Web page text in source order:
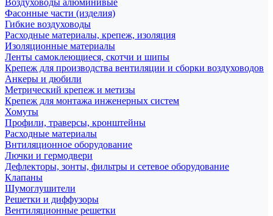
Воздуховоды алюминивые
Фасонные части (изделия)
Гибкие воздуховоды
Расходные материалы, крепеж, изоляция
Изоляционные материалы
Ленты самоклеющиеся, скотчи и шипы
Крепеж для производства вентиляции и сборки воздуховодов
Анкеры и дюбили
Метрический крепеж и метизы
Крепеж для монтажа инженерных систем
Хомуты
Профили, траверсы, кронштейны
Расходные материалы
Внтиляционное оборудование
Лючки и гермодвери
Дефлекторы, зонты, фильтры и сетевое оборудование
Клапаны
Шумоглушители
Решетки и диффузоры
Вентиляционные решетки